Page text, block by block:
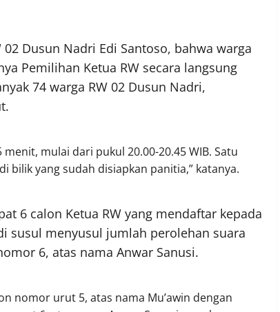
Dusun Nadri Edi Santoso, bahwa warga
Pemilihan Ketua RW secara langsung
74 warga RW 02 Dusun Nadri,
mulai dari pukul 20.00-20.45 WIB. Satu
yang sudah disiapkan panitia,” katanya.
6 calon Ketua RW yang mendaftar kepada
susul menyusul jumlah perolehan suara
6, atas nama Anwar Sanusi.
nomor urut 5, atas nama Mu’awin dengan